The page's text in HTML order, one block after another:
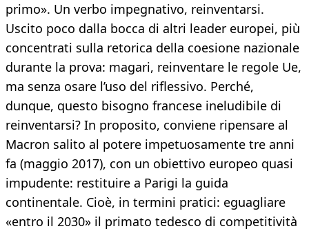
primo». Un verbo impegnativo, reinventarsi.
Uscito poco dalla bocca di altri leader europei, più
concentrati sulla retorica della coesione nazionale
durante la prova: magari, reinventare le regole Ue,
ma senza osare l’uso del riflessivo. Perché,
dunque, questo bisogno francese ineludibile di
reinventarsi? In proposito, conviene ripensare al
Macron salito al potere impetuosamente tre anni
fa (maggio 2017), con un obiettivo europeo quasi
impudente: restituire a Parigi la guida
continentale. Cioè, in termini pratici: eguagliare
«entro il 2030» il primato tedesco di competitività